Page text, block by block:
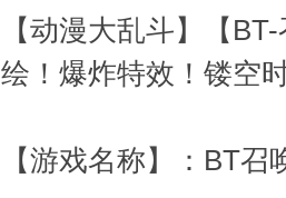
【动漫大乱斗】【
绘！爆炸特效！镂空
【游戏名称】：BT